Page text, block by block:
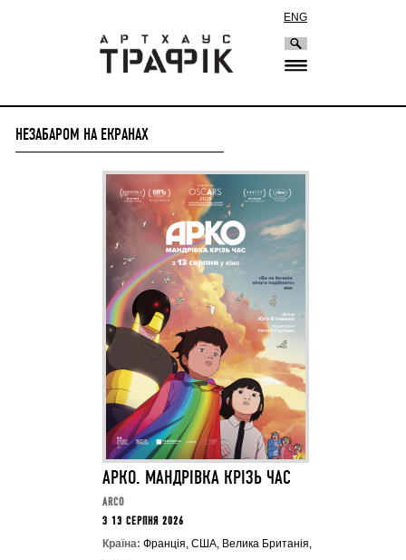
ENG
НЕЗАБАРОМ НА ЕКРАНАХ
АРКО. МАНДРІВКА КРІЗЬ ЧАС
ARCO
З 13 СЕРПНЯ 2026
Країна: Франція, США, Велика Британія,